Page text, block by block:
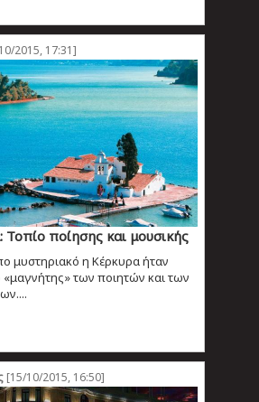
2015, 17:31]
Τοπίο ποίησης και μουσικής
μυστηριακό η Κέρκυρα ήταν
«μαγνήτης» των ποιητών και των
[15/10/2015, 16:50]